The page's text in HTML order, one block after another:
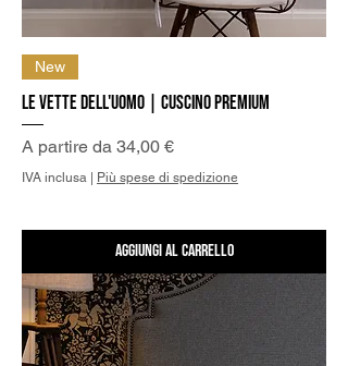
New
Le Vette dell'Uomo | Cuscino Premium
A partire da 34,00 €
Prezzo scontato
IVA inclusa Più spese di spedizione
Aggiungi al carrello